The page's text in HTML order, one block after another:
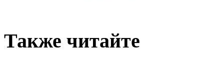
Также читайте